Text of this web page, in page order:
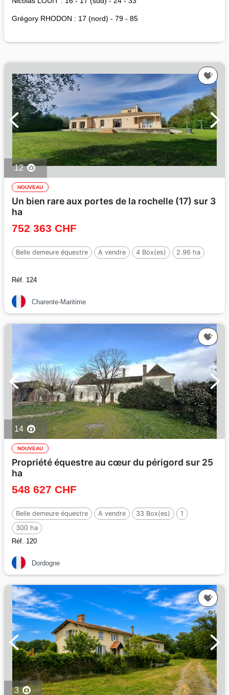
Grégory RHODON : 17 (nord) - 79 - 85
12
NOUVEAU
Un bien rare aux portes de la rochelle (17) sur 3
ha
752 363 CHF
Belle demeure équestre A vendre 4 Box(es) 2.96 ha
Réf. 124
Charente-Maritime
14
NOUVEAU
Propriété équestre au cœur du périgord sur 25
ha
548 627 CHF
Belle demeure équestre A vendre 33 Box(es)
1
300 ha
Réf. 120
Dordogne
3